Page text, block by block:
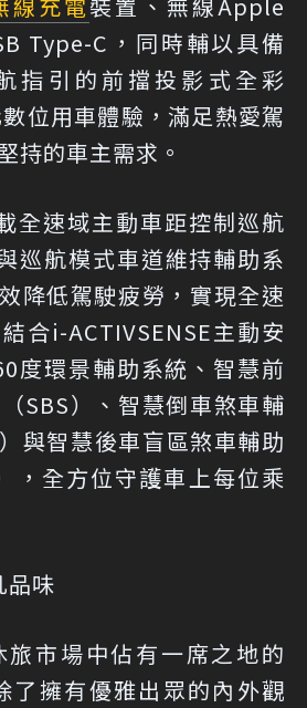
Type-C，同時輔以具備
指引的前擋投影式全彩
位用車體驗，滿足熱愛駕
持的車主需求。
全速域主動車距控制巡航
巡航模式車道維持輔助系
降低駕駛疲勞，實現全速
合i-ACTIVSENSE主動安
度環景輔助系統、智慧前
SBS）、智慧倒車煞車輔
與智慧後車盲區煞車輔助
，全方位守護車上每位乘
品味
市場中佔有一席之地的
了擁有優雅出眾的內外觀